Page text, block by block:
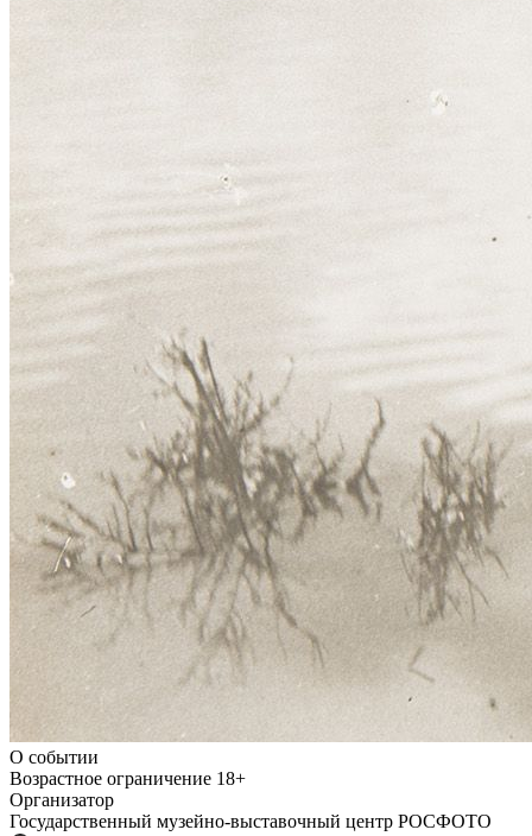
О событии
Возрастное ограничение 18+
Организатор
Государственный музейно-выставочный центр РОСФОТО